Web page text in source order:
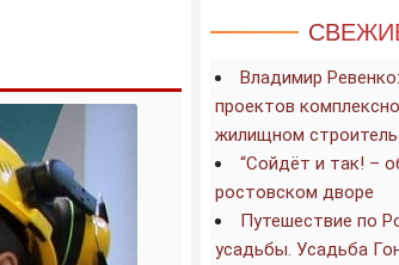
Владимир
проектов
жилищном
“Сойдёт и так! –
ростовском дворе
Путешествие по
усадьбы. Усадьба